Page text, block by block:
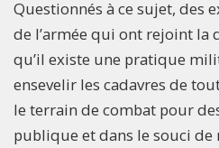
Questionnés à ce sujet, des
de l’armée qui ont rejoint la
qu’il existe une pratique
ensevelir les cadavres de
le terrain de combat pour
publique et dans le souci de